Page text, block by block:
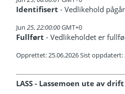
Identifisert - Vedlikehold
Jun 25,22:00:00GMT+0
Fullført - Vedlikeholdet er
Opprettet: 25.06.2026 Sist oppdatert:
LASS - Lassemoen ute av drift